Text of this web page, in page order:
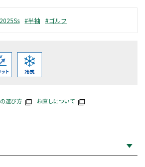
#半袖 #ゴルフ
選び方 お直しについて